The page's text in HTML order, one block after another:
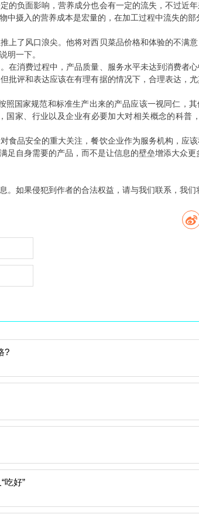
的负面影响，营养成分也会有一定的流失，不过近
摄入的营养成本是宏量的，在加工过程中流失的部
上了风口浪尖。他将对西贝菜品价格和体验的不满
明一下。
在消费过程中，产品质量、服务水平未达到消费者
批评和表达应该在有理有据的情况下，合理表达，
照国家规范和标准生产出来的产品应该一视同仁，
家、行业以及企业有必要加大对相关概念的科普
食品安全的重大关注，餐饮企业作为服务机构，应
自身需要的产品，而不是让信息的壁垒增添大众更
如果侵犯到作者的合法权益，请与我们联系，我们
?
吃好”